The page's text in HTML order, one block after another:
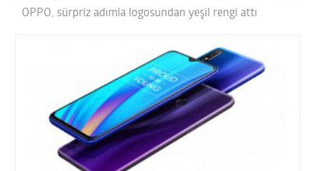
OPPO, sürpriz adımla logosundan yeşil rengi attı